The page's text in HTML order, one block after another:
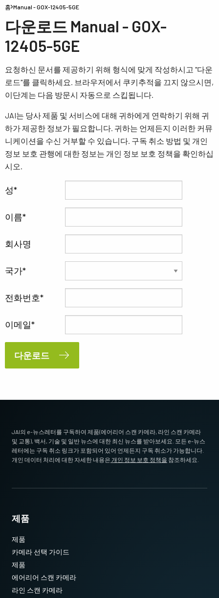
홈 Manual - GOX-12405-5GE
다운로드 Manual - GOX-
12405-5GE
요청하신 문서를 제공하기 위해 형식에 맞게 작성하시고 "다운
로드"를 클릭하세요. 브라우저에서 쿠키추적을 끄지 않으시면,
이단계는 다음 방문시 자동으로 스킵됩니다.
JAI는 당사 제품 및 서비스에 대해 귀하에게 연락하기 위해 귀
하가 제공한 정보가 필요합니다. 귀하는 언제든지 이러한 커뮤
니케이션을 수신 거부할 수 있습니다. 구독 취소 방법 및 개인
정보 보호 관행에 대한 정보는 개인 정보 보호 정책을 확인하십
시오.
성
이름
회사명
국가
전화번호
이메일
다운로드
JAI의 e-뉴스레터를 구독하여 제품(에어리어 스캔 카메라, 라인 스캔 카메라
및 교통), 백서, 기술 및 일반 뉴스에 대한 최신 뉴스를 받아보세요. 모든 e-뉴스
레터에는 구독 취소 링크가 포함되어 있어 언제든지 구독 취소가 가능합니다.
개인 데이터 처리에 대한 자세한 내용은 개인 정보 보호 정책을 참조하세요.
제품
제품
카메라 선택 가이드
제품
에어리어 스캔 카메라
라인 스캔 카메라